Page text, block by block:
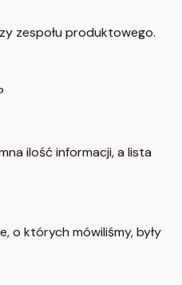
zespołu produktowego.
ilość informacji, a lista
o których mówiliśmy, były